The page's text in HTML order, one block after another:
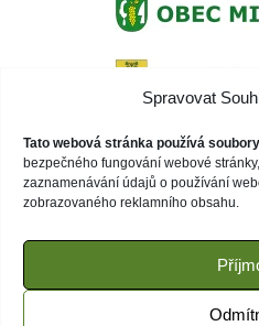
Spravovat
Tato webová stránka používá
bezpečného fungování webové
zaznamenávání údajů o používání
zobrazovaného reklamního obsahu.